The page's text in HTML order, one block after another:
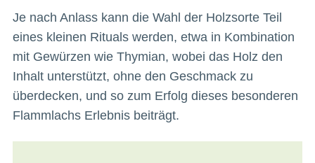
Je nach Anlass kann die Wahl der Holzsorte Teil
eines kleinen Rituals werden, etwa in Kombination
mit Gewürzen wie Thymian, wobei das Holz den
Inhalt unterstützt, ohne den Geschmack zu
überdecken, und so zum Erfolg dieses besonderen
Flammlachs Erlebnis beiträgt.